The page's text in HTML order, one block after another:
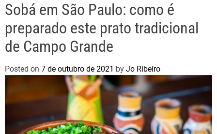
Sobá em São Paulo: como é
preparado este prato tradicional
de Campo Grande
Posted on 7 de outubro de 2021 by Jo Ribeiro